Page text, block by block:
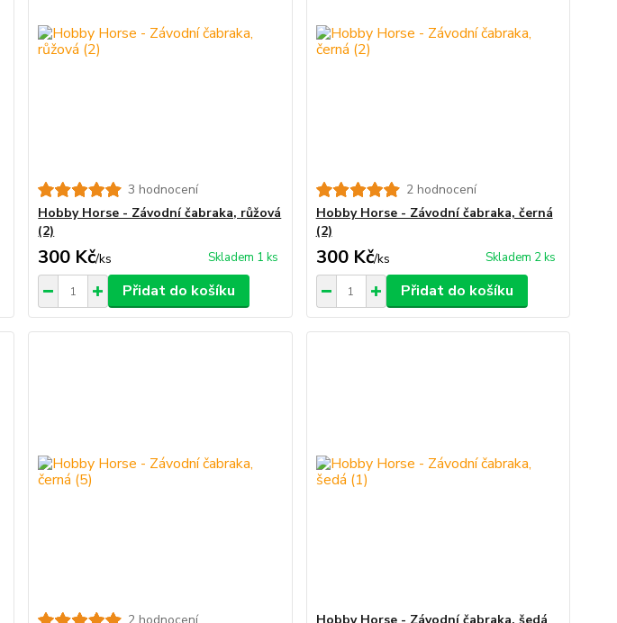
3 hodnocení
Hobby Horse - Závodní čabraka, růžová
(2)
300 Kč/ks Skladem 1 ks
Přidat do košíku
2 hodnocení
Hobby Horse - Závodní čabraka, černá
(2)
300 Kč/ks Skladem 2 ks
Přidat do košíku